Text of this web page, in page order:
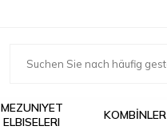
MEZUNIYET
ELBISELERI
KOMBİNLER